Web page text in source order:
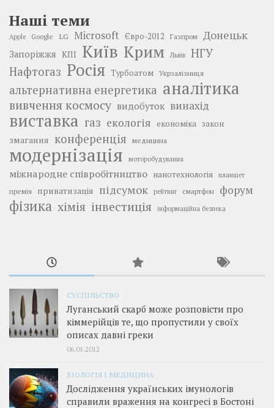
Наші теми
Apple Google LG Microsoft Євро-2012 Газпром Донецьк
Запоріжжя КПІ Київ Крим Львів
НГУ
Нафтогаз Росія Турбоатом Укрзалізниця
альтернативна енергетика аналітика
вивчення космосу видобуток винахід
виставка газ екологія економіка закон
змагання конференція медицина
модернізація моторобудування
міжнародне співробітництво нанотехнологія планшет
премія приватизація підсумок рейтинг смартфон форум
фізика хімія інвестиція інформаційна безпека
СУСПІЛЬСТВО
Луганський скарб може розповісти про
кіммерійців те, що пропустили у своїх
описах давні греки
06.01.2012
БІОЛОГІЯ І МЕДИЦИНА
Дослідження українських імунологів
справили враження на конгресі в Бостоні